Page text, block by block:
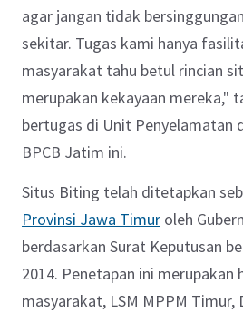
agar jangan tidak
sekitar. Tugas kami hanya
masyarakat tahu betul rincian
merupakan kekayaan mereka,"
bertugas di Unit Penyelamatan
BPCB Jatim ini.
Situs Biting telah ditetapkan
Provinsi Jawa Timur oleh
berdasarkan Surat Keputusan
2014. Penetapan ini merupakan
masyarakat, LSM MPPM Timur,